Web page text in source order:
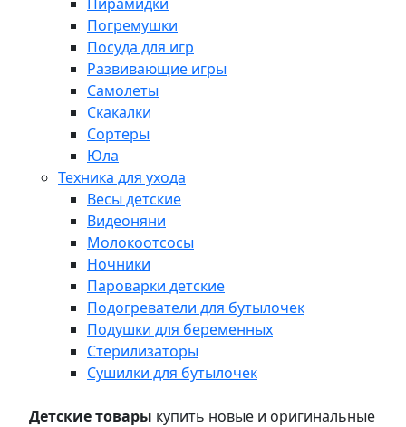
Погремушки
Посуда для игр
Развивающие игры
Самолеты
Скакалки
Сортеры
Юла
Техника для ухода
Весы детские
Видеоняни
Молокоотсосы
Ночники
Пароварки детские
Подогреватели для бутылочек
Подушки для беременных
Стерилизаторы
Сушилки для бутылочек
Детские товары купить новые и оригинальные